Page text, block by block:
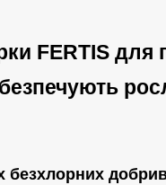
FERTIS для
безхлорних